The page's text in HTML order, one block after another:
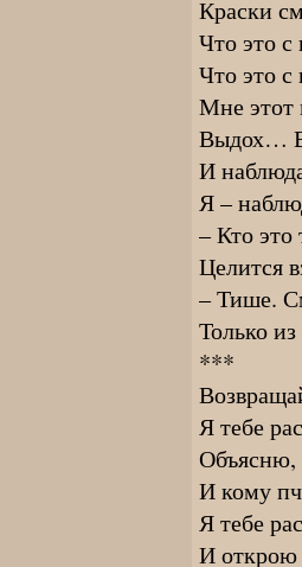
Краски
Что это с
Что это
Мне этот
Выдох…
И
Я –
– Кто
Целится
– Тише.
Только
***
Я тебе
Объясню,
И кому
Я тебе
И открою